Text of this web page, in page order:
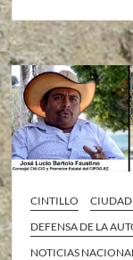
CINTILLO
DEFENSA DE LA
NOTICIAS